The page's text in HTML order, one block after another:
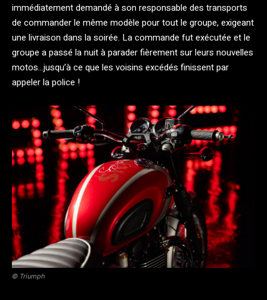
immédiatement demandé à son responsable des transports
de commander le même modèle pour tout le groupe, exigeant
une livraison dans la soirée. La commande fut exécutée et le
groupe a passé la nuit à parader fièrement sur leurs nouvelles
motos…jusqu’à ce que les voisins excédés finissent par
appeler la police !
© Triumph